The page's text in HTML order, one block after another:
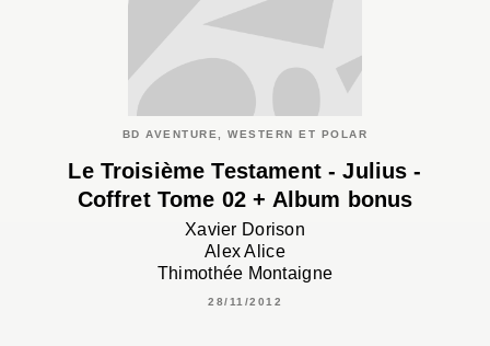
BD AVENTURE, WESTERN ET POLAR
Le Troisième Testament - Julius -
Coffret Tome 02 + Album bonus
Xavier Dorison
Alex Alice
Thimothée Montaigne
28/11/2012